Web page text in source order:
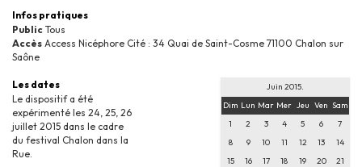
Infos pratiques
Public Tous
Accès Access Nicéphore Cité : 34 Quai de Saint-Cosme 71100 Chalon sur
Saône
Les dates
Le dispositif a été
expérimenté les 24, 25, 26
juillet 2015 dans le cadre
du festival Chalon dans la
Rue.
Juin 2015.
Dim Lun Mar Mer Jeu Ven Sam
1
2 3 4 5 6
7
8
9 10 11 12 13
14
15
16 17 18 19 20
21